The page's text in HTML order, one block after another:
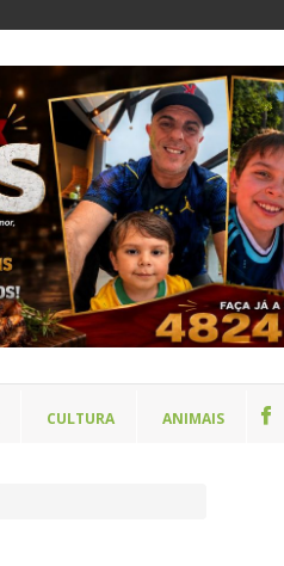
CULTURA ANIMAIS